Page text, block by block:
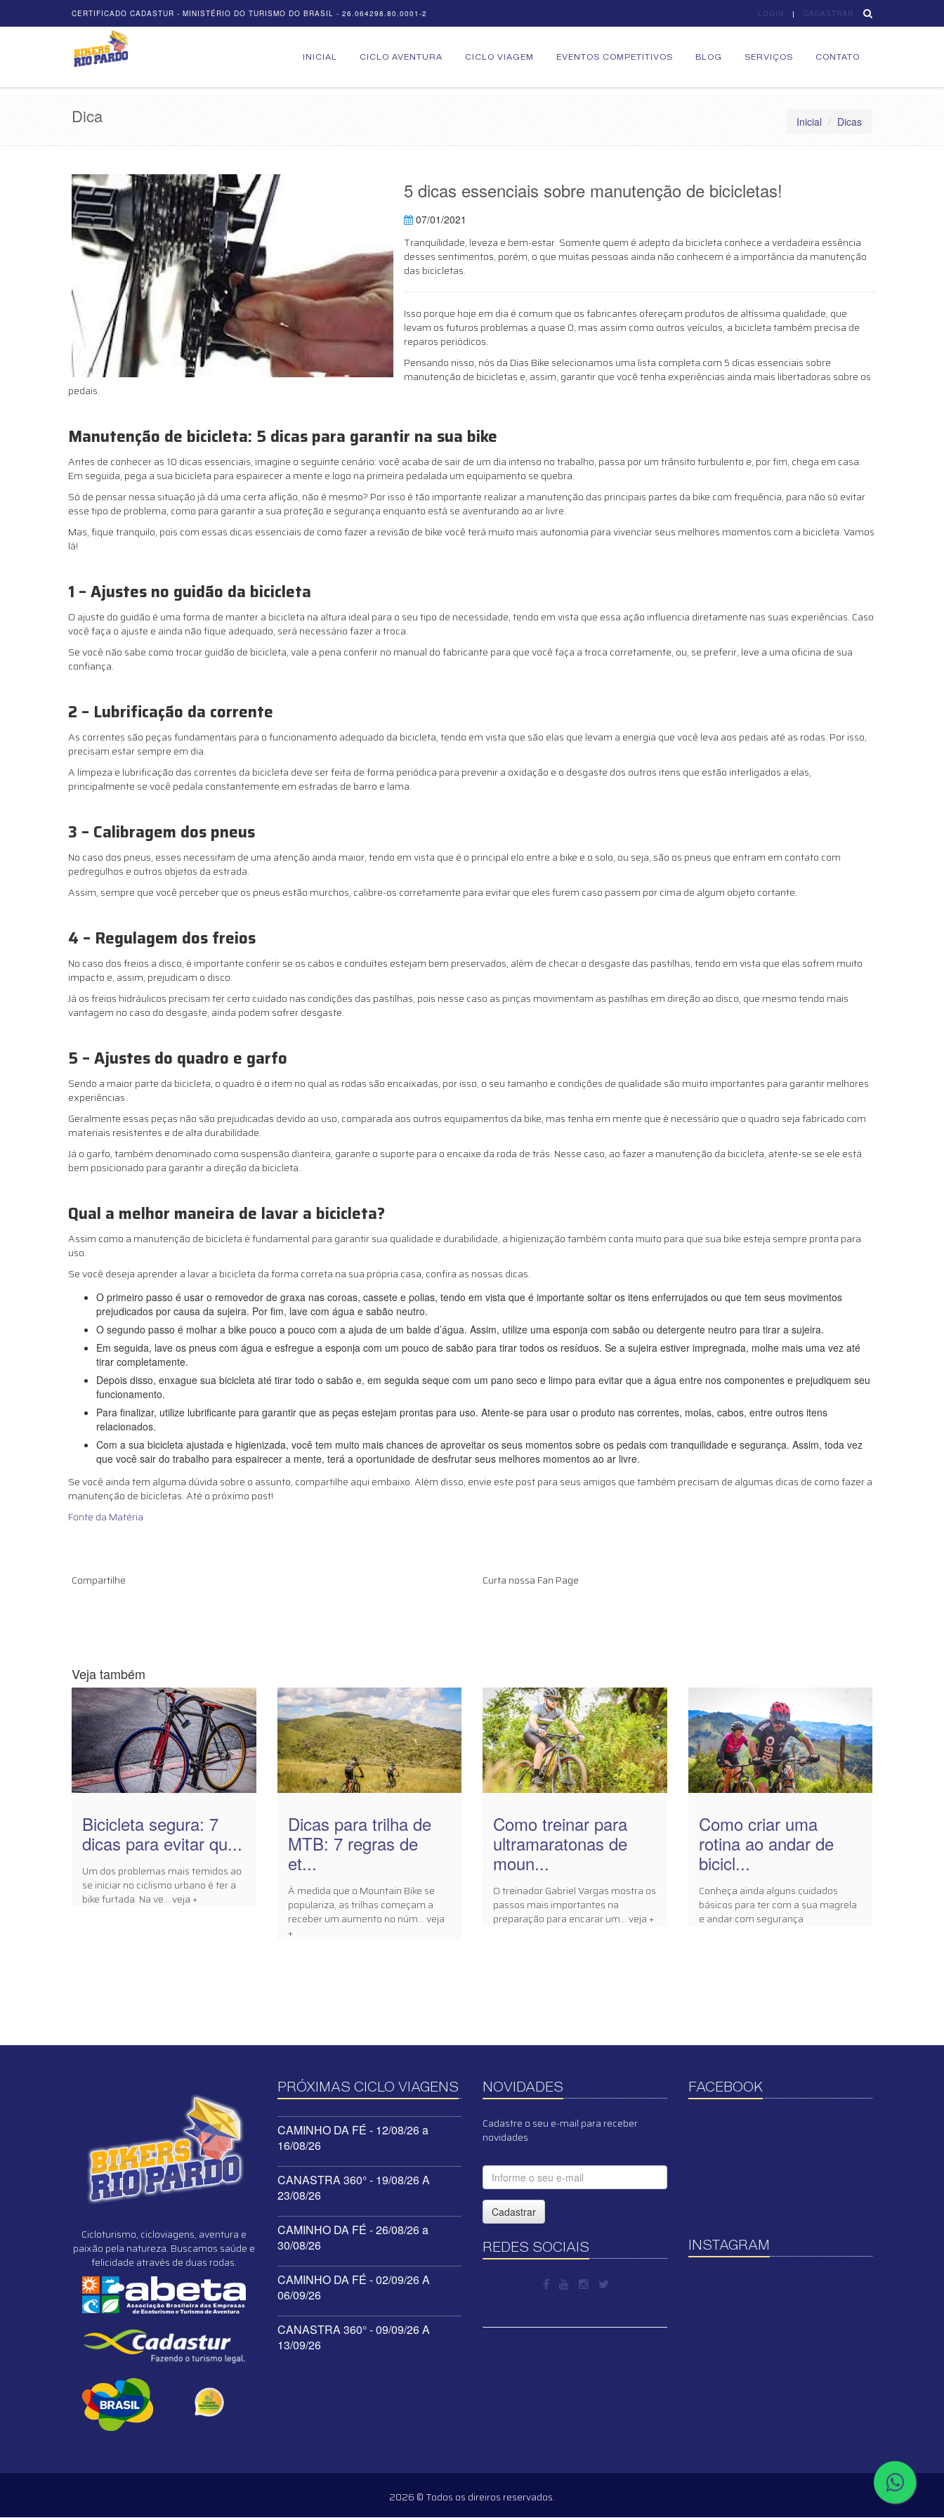
CERTIFICADO CADASTUR - MINISTÉRIO DO TURISMO DO BRASIL - 26.064298.80.0001-2 LOGIN CADASTRAR
INICIAL CICLO AVENTURA CICLO VIAGEM EVENTOS COMPETITIVOS BLOG SERVIÇOS CONTATO
Dica Inicial Dicas
5 dicas essenciais sobre manutenção de bicicletas!
07/01/2021
Tranquilidade, leveza e bem-estar. Somente quem é adepto da bicicleta conhece a verdadeira essência
desses sentimentos, porém, o que muitas pessoas ainda não conhecem é a importância da manutenção
das bicicletas.
Isso porque hoje em dia é comum que os fabricantes ofereçam produtos de altíssima qualidade, que
levam os futuros problemas a quase 0, mas assim como outros veículos, a bicicleta também precisa de
reparos periódicos.
Pensando nisso, nós da Dias Bike selecionamos uma lista completa com 5 dicas essenciais sobre
manutenção de bicicletas e, assim, garantir que você tenha experiências ainda mais libertadoras sobre os
pedais.
Manutenção de bicicleta: 5 dicas para garantir na sua bike
Antes de conhecer as 10 dicas essenciais, imagine o seguinte cenário: você acaba de sair de um dia intenso no trabalho, passa por um trânsito turbulento e, por fim, chega em casa.
Em seguida, pega a sua bicicleta para espairecer a mente e logo na primeira pedalada um equipamento se quebra.
Só de pensar nessa situação já dá uma certa aflição, não é mesmo? Por isso é tão importante realizar a manutenção das principais partes da bike com frequência, para não só evitar
esse tipo de problema, como para garantir a sua proteção e segurança enquanto está se aventurando ao ar livre.
Mas, fique tranquilo, pois com essas dicas essenciais de como fazer a revisão de bike você terá muito mais autonomia para vivenciar seus melhores momentos com a bicicleta. Vamos
lá!
1 – Ajustes no guidão da bicicleta
O ajuste do guidão é uma forma de manter a bicicleta na altura ideal para o seu tipo de necessidade, tendo em vista que essa ação influencia diretamente nas suas experiências. Caso
você faça o ajuste e ainda não fique adequado, será necessário fazer a troca.
Se você não sabe como trocar guidão de bicicleta, vale a pena conferir no manual do fabricante para que você faça a troca corretamente, ou, se preferir, leve a uma oficina de sua
confiança.
2 – Lubrificação da corrente
As correntes são peças fundamentais para o funcionamento adequado da bicicleta, tendo em vista que são elas que levam a energia que você leva aos pedais até as rodas. Por isso,
precisam estar sempre em dia.
A limpeza e lubrificação das correntes da bicicleta deve ser feita de forma periódica para prevenir a oxidação e o desgaste dos outros itens que estão interligados a elas,
principalmente se você pedala constantemente em estradas de barro e lama.
3 – Calibragem dos pneus
No caso dos pneus, esses necessitam de uma atenção ainda maior, tendo em vista que é o principal elo entre a bike e o solo, ou seja, são os pneus que entram em contato com
pedregulhos e outros objetos da estrada.
Assim, sempre que você perceber que os pneus estão murchos, calibre-os corretamente para evitar que eles furem caso passem por cima de algum objeto cortante.
4 – Regulagem dos freios
No caso dos freios a disco, é importante conferir se os cabos e conduítes estejam bem preservados, além de checar o desgaste das pastilhas, tendo em vista que elas sofrem muito
impacto e, assim, prejudicam o disco.
Já os freios hidráulicos precisam ter certo cuidado nas condições das pastilhas, pois nesse caso as pinças movimentam as pastilhas em direção ao disco, que mesmo tendo mais
vantagem no caso do desgaste, ainda podem sofrer desgaste.
5 – Ajustes do quadro e garfo
Sendo a maior parte da bicicleta, o quadro é o item no qual as rodas são encaixadas, por isso, o seu tamanho e condições de qualidade são muito importantes para garantir melhores
experiências.
Geralmente essas peças não são prejudicadas devido ao uso, comparada aos outros equipamentos da bike, mas tenha em mente que é necessário que o quadro seja fabricado com
materiais resistentes e de alta durabilidade.
Já o garfo, também denominado como suspensão dianteira, garante o suporte para o encaixe da roda de trás. Nesse caso, ao fazer a manutenção da bicicleta, atente-se se ele está
bem posicionado para garantir a direção da bicicleta.
Qual a melhor maneira de lavar a bicicleta?
Assim como a manutenção de bicicleta é fundamental para garantir sua qualidade e durabilidade, a higienização também conta muito para que sua bike esteja sempre pronta para
uso.
Se você deseja aprender a lavar a bicicleta da forma correta na sua própria casa, confira as nossas dicas.
O primeiro passo é usar o removedor de graxa nas coroas, cassete e polias, tendo em vista que é importante soltar os itens enferrujados ou que tem seus movimentos
prejudicados por causa da sujeira. Por fim, lave com água e sabão neutro.
O segundo passo é molhar a bike pouco a pouco com a ajuda de um balde d’água. Assim, utilize uma esponja com sabão ou detergente neutro para tirar a sujeira.
Em seguida, lave os pneus com água e esfregue a esponja com um pouco de sabão para tirar todos os resíduos. Se a sujeira estiver impregnada, molhe mais uma vez até
tirar completamente.
Depois disso, enxague sua bicicleta até tirar todo o sabão e, em seguida seque com um pano seco e limpo para evitar que a água entre nos componentes e prejudiquem seu
funcionamento.
Para finalizar, utilize lubrificante para garantir que as peças estejam prontas para uso. Atente-se para usar o produto nas correntes, molas, cabos, entre outros itens
relacionados.
Com a sua bicicleta ajustada e higienizada, você tem muito mais chances de aproveitar os seus momentos sobre os pedais com tranquilidade e segurança. Assim, toda vez
que você sair do trabalho para espairecer a mente, terá a oportunidade de desfrutar seus melhores momentos ao ar livre.
Se você ainda tem alguma dúvida sobre o assunto, compartilhe aqui embaixo. Além disso, envie este post para seus amigos que também precisam de algumas dicas de como fazer a
manutenção de bicicletas. Até o próximo post!
Fonte da Matéria
Compartilhe Curta nossa Fan Page
Veja também
Bicicleta segura: 7
dicas para evitar qu...
Um dos problemas mais temidos ao
se iniciar no ciclismo urbano é ter a
bike furtada. Na ve... veja +
Dicas para trilha de
MTB: 7 regras de
et...
À medida que o Mountain Bike se
populariza, as trilhas começam a
receber um aumento no núm... veja
+
Como treinar para
ultramaratonas de
moun...
O treinador Gabriel Vargas mostra os
passos mais importantes na
preparação para encarar um... veja +
Como criar uma
rotina ao andar de
bicicl...
Conheça ainda alguns cuidados
básicos para ter com a sua magrela
e andar com segurança
Cicloturismo, cicloviagens, aventura e
paixão pela natureza. Buscamos saúde e
felicidade através de duas rodas.
PRÓXIMAS CICLO VIAGENS
CAMINHO DA FÉ - 12/08/26 a
16/08/26
CANASTRA 360° - 19/08/26 A
23/08/26
CAMINHO DA FÉ - 26/08/26 a
30/08/26
CAMINHO DA FÉ - 02/09/26 A
06/09/26
CANASTRA 360° - 09/09/26 A
13/09/26
NOVIDADES
Cadastre o seu e-mail para receber
novidades
Cadastrar
REDES SOCIAIS
FACEBOOK
INSTAGRAM
2026 © Todos os direiros reservados.